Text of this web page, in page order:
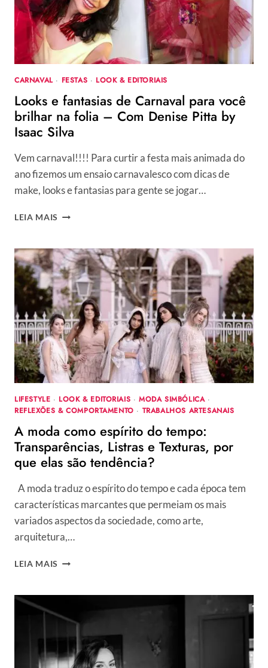
CARNAVAL· FESTAS · LOOK & EDITORIAIS
Looks e fantasias de Carnaval para você
brilhar na folia – Com Denise Pitta by
Isaac Silva
Vem carnaval!!!! Para curtir a festa mais animada do
ano fizemos um ensaio carnavalesco com dicas de
make, looks e fantasias para gente se jogar…
LEIA MAIS LOOKS
DE
CARNAVAL
PARA
VOCÊ
BRILHAR
NA
FOLIA
–
COM
DENISE
PITTA
ISAAC
SILVA
LIFESTYLE · LOOK & EDITORIAIS ·MODA SIMBÓLICA·
REFLEXÕES & COMPORTAMENTO · TRABALHOS ARTESANAIS
A moda como espírito do tempo:
Transparências, Listras e Texturas, por
que elas são tendência?
A moda traduz o espírito do tempo e cada época tem
características marcantes que permeiam os mais
variados aspectos da sociedade, como arte,
arquitetura,…
LEIA MAIS
ESPÍRITO
TEMPO:
TRANSPARÊNCIAS,
LISTRAS
E